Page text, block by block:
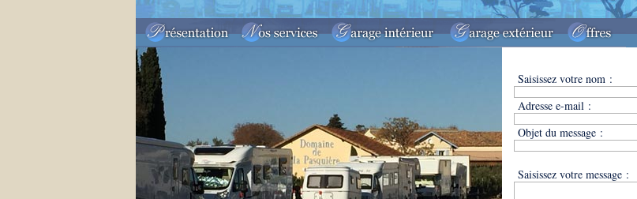
Saisissez votre nom :
Adresse e-mail :
Objet du message :
Saisissez votre message :